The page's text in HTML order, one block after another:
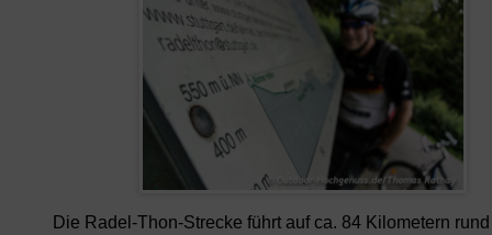
Die Radel-Thon-Strecke führt auf ca. 84 Kilometern